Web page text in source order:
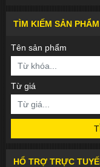
TÌM KIẾM SẢN PHẨM
Tên sản phẩm
Từ giá
HỔ TRỢ TRỰC